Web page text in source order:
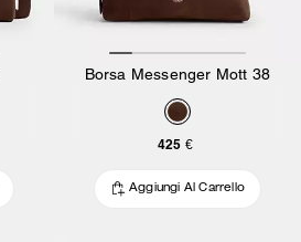
Borsa Messenger Mott 38
425 €
Aggiungi Al Carrello